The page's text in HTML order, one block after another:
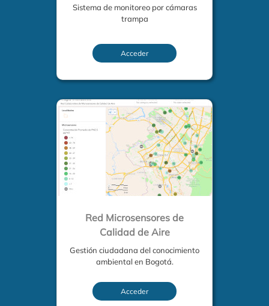
Sistema de monitoreo por cámaras
trampa
Acceder
Red Microsensores de
Calidad de Aire
Gestión ciudadana del conocimiento
ambiental en Bogotá.
Acceder